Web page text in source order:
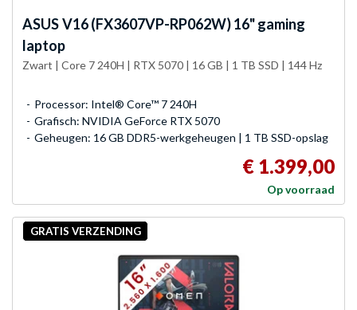
ASUSV16 (FX3607VP-RP062W) 16" gaming
laptop
Zwart | Core 7 240H | RTX 5070 | 16 GB | 1 TB SSD | 144 Hz
Processor: Intel® Core™ 7 240H
Grafisch: NVIDIA GeForce RTX 5070
Geheugen: 16 GB DDR5-werkgeheugen | 1 TB SSD-opslag
€ 1.399,00
Op voorraad
GRATIS VERZENDING